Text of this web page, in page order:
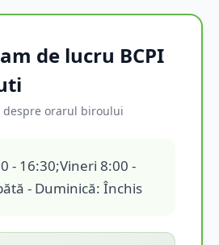
de lucru BCPI
orarul biroului
- 16:30;Vineri 8:00 -
- Duminică: Închis